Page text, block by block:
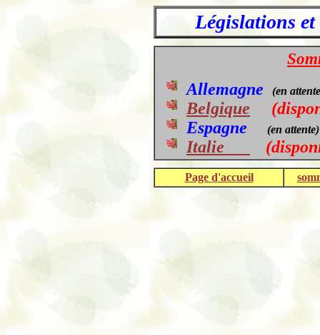
Législations et
Allemagne
(en
Belgique
Espagne
(en attente)
Italie
Page d'accueil